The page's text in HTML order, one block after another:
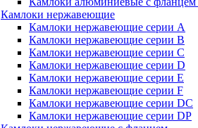
Камлоки нержавеющие
Камлоки нержавеющие серии А
Камлоки нержавеющие серии В
Камлоки нержавеющие серии C
Камлоки нержавеющие серии D
Камлоки нержавеющие серии E
Камлоки нержавеющие серии F
Камлоки нержавеющие серии DC
Камлоки нержавеющие серии DP